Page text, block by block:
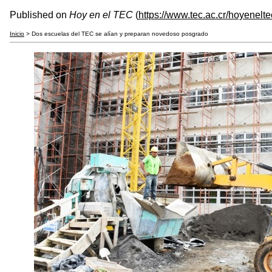
Published on Hoy en el TEC (https://www.tec.ac.cr/
Inicio > Dos escuelas del TEC se alían y preparan novedoso posgrado